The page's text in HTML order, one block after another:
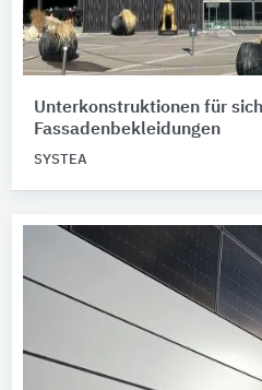
Unterkonstruktionen für
Fassadenbekleidungen
SYSTEA